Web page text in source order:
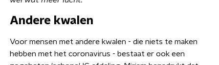
Andere kwalen
Voor mensen met andere kwalen - die niets te maken
hebben met het coronavirus - bestaat er ook een